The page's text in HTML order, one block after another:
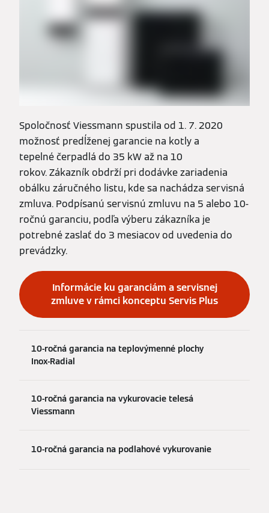
Spoločnosť Viessmann spustila od 1. 7. 2020
možnosť predĺženej garancie na kotly a
tepelné čerpadlá do 35 kW až na 10
rokov. Zákazník obdrží pri dodávke zariadenia
obálku záručného listu, kde sa nachádza servisná
zmluva. Podpísanú servisnú zmluvu na 5 alebo 10-
ročnú garanciu, podľa výberu zákazníka je
potrebné zaslať do 3 mesiacov od uvedenia do
prevádzky.
Informácie ku garanciám a servisnej
zmluve v rámci konceptu Servis Plus
10-ročná garancia na teplovýmenné plochy
Inox-Radial
10-ročná garancia na vykurovacie telesá
Viessmann
10-ročná garancia na podlahové vykurovanie